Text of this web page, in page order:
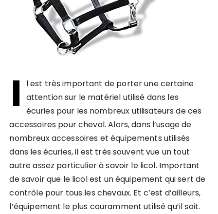
I
l est très important de porter une certaine
attention sur le matériel utilisé dans les
écuries pour les nombreux utilisateurs de ces
accessoires pour cheval. Alors, dans l’usage de
nombreux accessoires et équipements utilisés
dans les écuries, il est très souvent vue un tout
autre assez particulier à savoir le licol. Important
de savoir que le licol est un équipement qui sert de
contrôle pour tous les chevaux. Et c’est d’ailleurs,
l’équipement le plus couramment utilisé qu’il soit.